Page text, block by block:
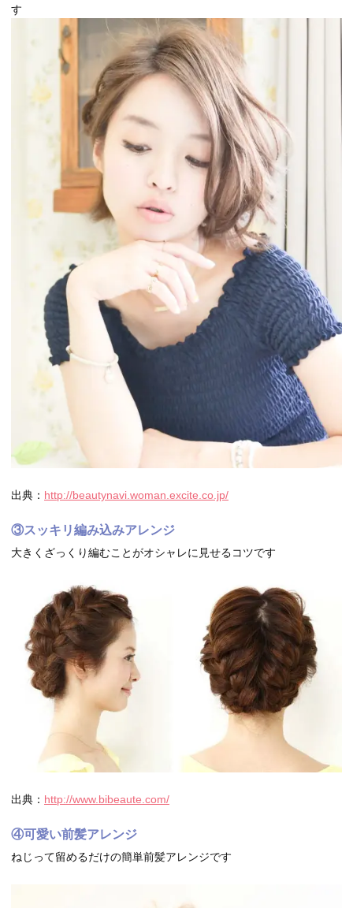
す
出典： http://beautynavi.woman.excite.co.jp/
③スッキリ編み込みアレンジ
大きくざっくり編むことがオシャレに見せるコツです
出典： http://www.bibeaute.com/
④可愛い前髪アレンジ
ねじって留めるだけの簡単前髪アレンジです